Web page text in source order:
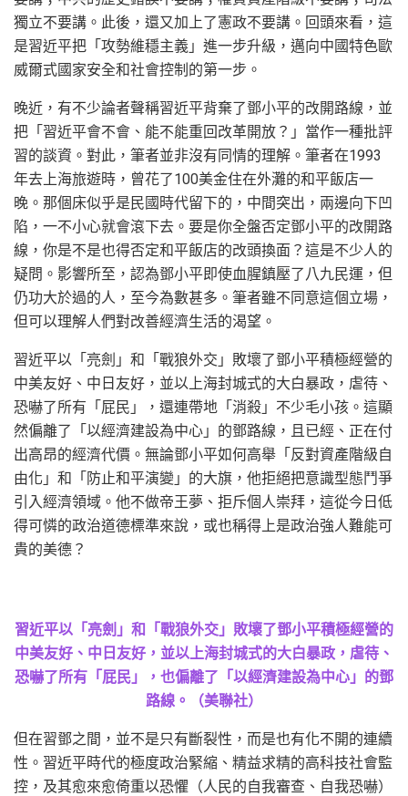
獨立不要講。此後，還又加上了憲政不要講。回頭來看，這
是習近平把「攻勢維穩主義」進一步升級，邁向中國特色歐
威爾式國家安全和社會控制的第一步。
晚近，有不少論者聲稱習近平背棄了鄧小平的改開路線，並
把「習近平會不會、能不能重回改革開放？」當作一種批評
習的談資。對此，筆者並非沒有同情的理解。筆者在1993
年去上海旅遊時，曾花了100美金住在外灘的和平飯店一
晚。那個床似乎是民國時代留下的，中間突出，兩邊向下凹
陷，一不小心就會滾下去。要是你全盤否定鄧小平的改開路
線，你是不是也得否定和平飯店的改頭換面？這是不少人的
疑問。影響所至，認為鄧小平即使血腥鎮壓了八九民運，但
仍功大於過的人，至今為數甚多。筆者雖不同意這個立場，
但可以理解人們對改善經濟生活的渴望。
習近平以「亮劍」和「戰狼外交」敗壞了鄧小平積極經營的
中美友好、中日友好，並以上海封城式的大白暴政，虐待、
恐嚇了所有「屁民」，還連帶地「消殺」不少毛小孩。這顯
然偏離了「以經濟建設為中心」的鄧路線，且已經、正在付
出高昂的經濟代價。無論鄧小平如何高舉「反對資產階級自
由化」和「防止和平演變」的大旗，他拒絕把意識型態鬥爭
引入經濟領域。他不做帝王夢、拒斥個人崇拜，這從今日低
得可憐的政治道德標準來說，或也稱得上是政治強人難能可
貴的美德？
習近平以「亮劍」和「戰狼外交」敗壞了鄧小平積極經營的
中美友好、中日友好，並以上海封城式的大白暴政，虐待、
恐嚇了所有「屁民」，也偏離了「以經濟建設為中心」的鄧
路線。（美聯社）
但在習鄧之間，並不是只有斷裂性，而是也有化不開的連續
性。習近平時代的極度政治緊縮、精益求精的高科技社會監
控，及其愈來愈倚重以恐懼（人民的自我審查、自我恐嚇）